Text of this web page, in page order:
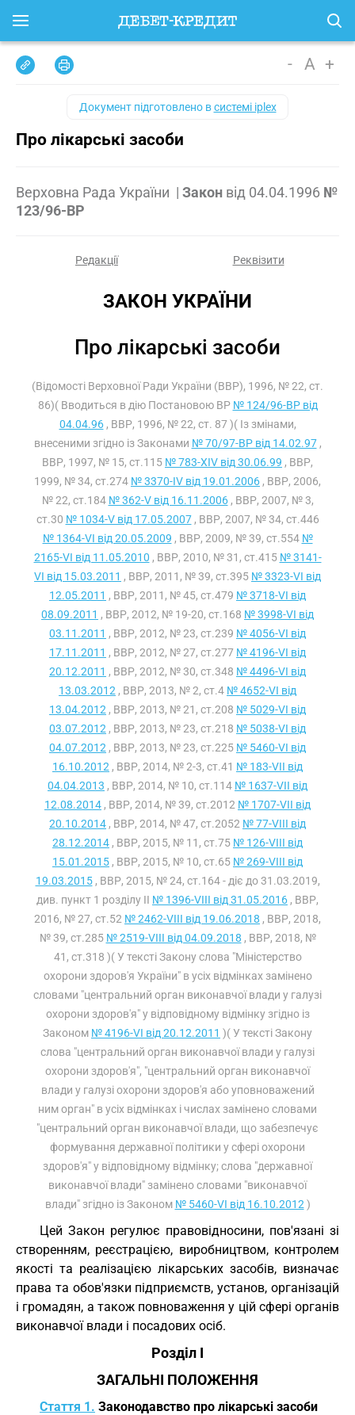
- A +
Документ підготовлено всистемі iplex
Про лікарські засоби
Верховна Рада України | Закон від 04.04.1996 №
123/96-ВР
Редакції Реквізити
ЗАКОН УКРАЇНИ
Про лікарські засоби
(Відомості Верховної Ради України (ВВР), 1996, № 22, ст.
86)( Вводиться в дію Постановою ВР № 124/96-ВР від
04.04.96, ВВР, 1996, № 22, ст. 87 )( Із змінами,
внесеними згідно із Законами № 70/97-ВР від 14.02.97,
ВВР, 1997, № 15, ст.115 № 783-XIV від 30.06.99 , ВВР,
1999, № 34, ст.274 № 3370-IV від 19.01.2006 , ВВР, 2006,
№ 22, ст.184 № 362-V від 16.11.2006, ВВР, 2007, № 3,
ст.30 № 1034-V від 17.05.2007, ВВР, 2007, № 34, ст.446
№ 1364-VI від 20.05.2009 , ВВР, 2009, № 39, ст.554 №
2165-VI від 11.05.2010 , ВВР, 2010, № 31, ст.415 № 3141-
VI від 15.03.2011 , ВВР, 2011, № 39, ст.395 № 3323-VI від
12.05.2011 , ВВР, 2011, № 45, ст.479 № 3718-VI від
08.09.2011 , ВВР, 2012, № 19-20, ст.168 № 3998-VI від
03.11.2011 , ВВР, 2012, № 23, ст.239 № 4056-VI від
17.11.2011 , ВВР, 2012, № 27, ст.277 № 4196-VI від
20.12.2011 , ВВР, 2012, № 30, ст.348 № 4496-VI від
13.03.2012 , ВВР, 2013, № 2, ст.4 № 4652-VI від
13.04.2012 , ВВР, 2013, № 21, ст.208 № 5029-VI від
03.07.2012 , ВВР, 2013, № 23, ст.218 № 5038-VI від
04.07.2012 , ВВР, 2013, № 23, ст.225 № 5460-VI від
16.10.2012 , ВВР, 2014, № 2-3, ст.41 № 183-VII від
04.04.2013 , ВВР, 2014, № 10, ст.114 № 1637-VII від
12.08.2014 , ВВР, 2014, № 39, ст.2012 № 1707-VII від
20.10.2014 , ВВР, 2014, № 47, ст.2052 № 77-VIII від
28.12.2014 , ВВР, 2015, № 11, ст.75 № 126-VIII від
15.01.2015 , ВВР, 2015, № 10, ст.65 № 269-VIII від
19.03.2015, ВВР, 2015, № 24, ст.164 - діє до 31.03.2019,
див. пункт 1 розділу II № 1396-VIII від 31.05.2016 , ВВР,
2016, № 27, ст.52 № 2462-VIII від 19.06.2018 , ВВР, 2018,
№ 39, ст.285 № 2519-VIII від 04.09.2018 , ВВР, 2018, №
41, ст.318 )( У тексті Закону слова "Міністерство
охорони здоров'я України" в усіх відмінках замінено
словами "центральний орган виконавчої влади у галузі
охорони здоров'я" у відповідному відмінку згідно із
Законом № 4196-VI від 20.12.2011 )( У тексті Закону
слова "центральний орган виконавчої влади у галузі
охорони здоров'я", "центральний орган виконавчої
влади у галузі охорони здоров'я або уповноважений
ним орган" в усіх відмінках і числах замінено словами
"центральний орган виконавчої влади, що забезпечує
формування державної політики у сфері охорони
здоров'я" у відповідному відмінку; слова "державної
виконавчої влади" замінено словами "виконавчої
влади" згідно із Законом № 5460-VI від 16.10.2012 )
Цей Закон регулює правовідносини, пов'язані зі
створенням, реєстрацією, виробництвом, контролем
якості та реалізацією лікарських засобів, визначає
права та обов'язки підприємств, установ, організацій
і громадян, а також повноваження у цій сфері органів
виконавчої влади і посадових осіб.
Розділ I
ЗАГАЛЬНІ ПОЛОЖЕННЯ
Стаття 1. Законодавство про лікарські засоби